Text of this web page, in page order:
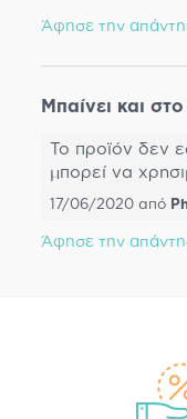
Άφησε την
Μπαίνει και
Το προϊόν δεν
μπορεί να
17/06/2020 από
Άφησε την